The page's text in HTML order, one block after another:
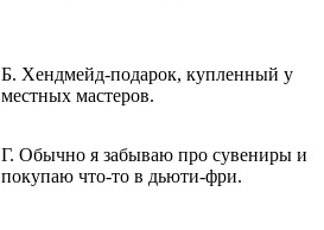
Б. Хендмейд-подарок, купленный у
местных мастеров.
Г. Обычно я забываю про сувениры и
покупаю что-то в дьюти-фри.